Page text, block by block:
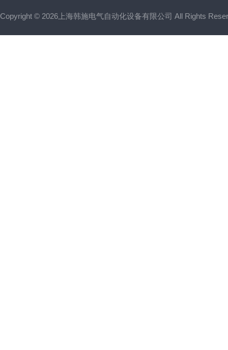
Copyright © 2026上海韩施电气自动化设备有限公司 All Rights